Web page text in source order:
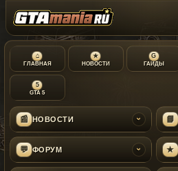
⌂
ГЛАВНАЯ
★
НОВОСТИ
G
ГАЙДЫ
5
GTA 5
📰 НОВОСТИ › 📘
💬 ФОРУМ › ★